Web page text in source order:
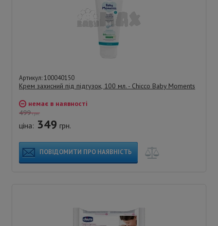
Артикул: 100040150
Крем захисний під підгузок, 100 мл. - Chicco Baby Moments
немає в наявності
499грн.
ціна: 349 грн.
ПОВІДОМИТИ ПРО НАЯВНІСТЬ